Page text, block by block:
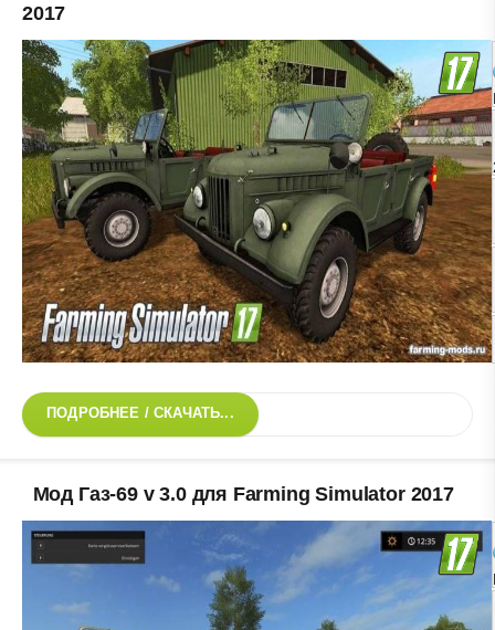
2017
ПОДРОБНЕЕ / СКАЧАТЬ...
Мод Газ-69 v 3.0 для Farming Simulator 2017